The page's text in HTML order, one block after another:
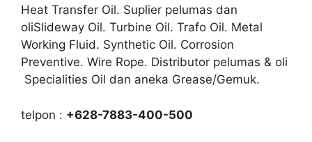
Heat Transfer Oil. Suplier pelumas dan
oliSlideway Oil. Turbine Oil. Trafo Oil. Metal
Working Fluid. Synthetic Oil. Corrosion
Preventive. Wire Rope. Distributor pelumas & oli
Specialities Oil dan aneka Grease/Gemuk.
telpon : +628-7883-400-500